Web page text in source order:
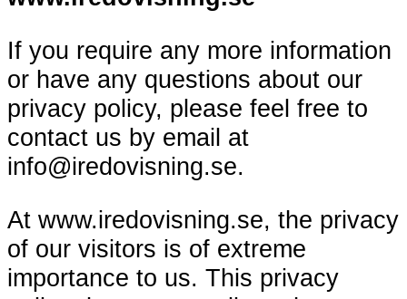
If you require any more information
or have any questions about our
privacy policy, please feel free to
contact us by email at
info@iredovisning.se.
At www.iredovisning.se, the privacy
of our visitors is of extreme
importance to us. This privacy